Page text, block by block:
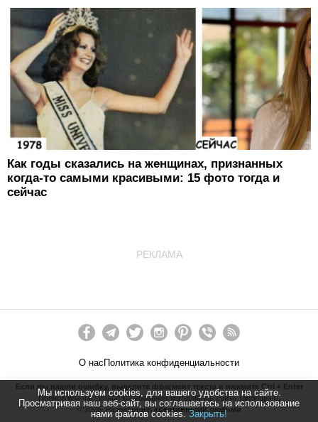
Мы используем cookies, для вашего удобства на сайте.
Просматривая наш веб-сайт, вы соглашаетесь на использование
нами файлов cookies. Закрыть!
Как годы сказались на женщинах, признанных
когда-то самыми красивыми: 15 фото тогда и
сейчас
РЕКЛАМА
О насПолитика конфиденциальности
Если вы нашли ошибку, выделите фрагмент текста и нажмите Ctrl + Enter
Полное или частичное копирование материалов сайта запрещено.
©2026 . Разработанокреативными людьми